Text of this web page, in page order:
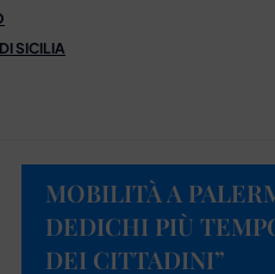
SICILIA
MOBILITÀ A
DEDICHI PIÙ
DEI CITTADINI”